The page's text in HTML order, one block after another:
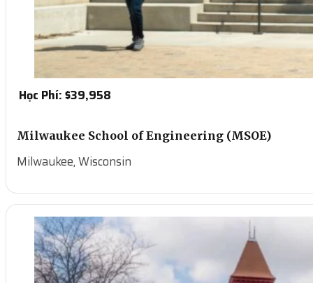
Học Phí: $39,958
Milwaukee School of Engineering (MSOE)
Milwaukee, Wisconsin